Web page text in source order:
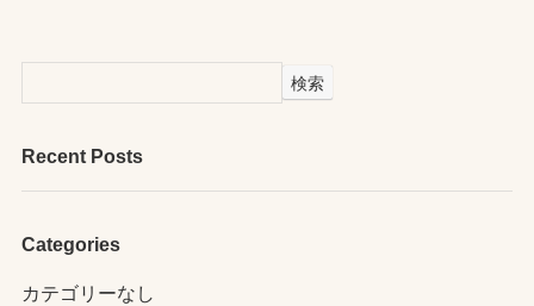
検索
Recent Posts
Categories
カテゴリーなし